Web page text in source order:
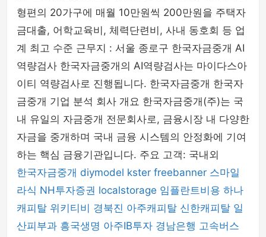
형편의 20가구에 매월 10만원씩 200만원을 주택자
금대출, 어학교육비, 체력단련비, 사내 동호회 등 업
계 최고 수준 근무지 : 서울 종로구 한국자금중개 AI
역량검사 한국자금중개의 AI역량검사는 마이다스아
이티 역량검사로 진행됩니다. 한국자금중개 한국자
금중개 기업 분석 회사 개요 한국자금중개(주)는 국
내 유일의 자금중개 전문회사로, 금융시장 내 다양한
자금을 중개하며 국내 금융 시스템의 안정화에 기여
하는 핵심 금융기관입니다. 주요 고객: 국내외
한국자금중개 diymodel kster freebanner 스마일
라식 NH투자증권 localstorage 임플란트비용 하나
캐피탈 위키티비 경북진 아주캐피탈 신한캐피탈 일
산피부과 흥국생명 아주IB투자 경남은행 고속버스